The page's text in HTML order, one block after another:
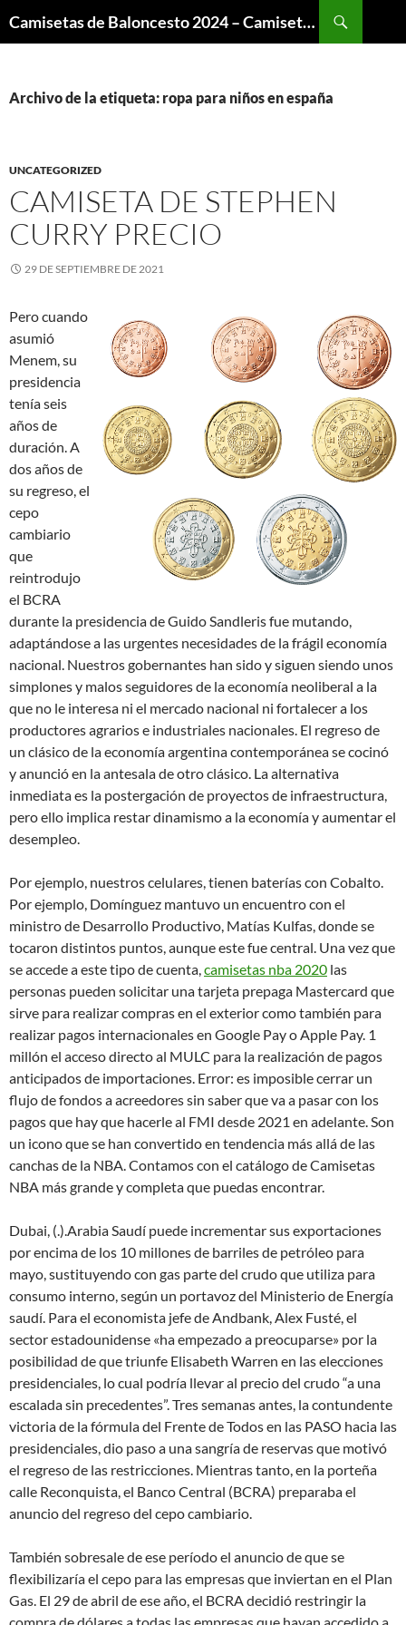
Camisetas de Baloncesto 2024 – Camisetas NBA
Archivo de la etiqueta: ropa para niños en españa
UNCATEGORIZED
CAMISETA DE STEPHEN
CURRY PRECIO
29 DE SEPTIEMBRE DE 2021
Pero cuando
asumió
Menem, su
presidencia
tenía seis
años de
duración. A
dos años de
su regreso, el
cepo
cambiario
que
reintrodujo
el BCRA
durante la presidencia de Guido Sandleris fue mutando,
adaptándose a las urgentes necesidades de la frágil economía
nacional. Nuestros gobernantes han sido y siguen siendo unos
simplones y malos seguidores de la economía neoliberal a la
que no le interesa ni el mercado nacional ni fortalecer a los
productores agrarios e industriales nacionales. El regreso de
un clásico de la economía argentina contemporánea se cocinó
y anunció en la antesala de otro clásico. La alternativa
inmediata es la postergación de proyectos de infraestructura,
pero ello implica restar dinamismo a la economía y aumentar el
desempleo.
Por ejemplo, nuestros celulares, tienen baterías con Cobalto.
Por ejemplo, Domínguez mantuvo un encuentro con el
ministro de Desarrollo Productivo, Matías Kulfas, donde se
tocaron distintos puntos, aunque este fue central. Una vez que
se accede a este tipo de cuenta,camisetas nba 2020 las
personas pueden solicitar una tarjeta prepaga Mastercard que
sirve para realizar compras en el exterior como también para
realizar pagos internacionales en Google Pay o Apple Pay. 1
millón el acceso directo al MULC para la realización de pagos
anticipados de importaciones. Error: es imposible cerrar un
flujo de fondos a acreedores sin saber que va a pasar con los
pagos que hay que hacerle al FMI desde 2021 en adelante. Son
un icono que se han convertido en tendencia más allá de las
canchas de la NBA. Contamos con el catálogo de Camisetas
NBA más grande y completa que puedas encontrar.
Dubai, (.).Arabia Saudí puede incrementar sus exportaciones
por encima de los 10 millones de barriles de petróleo para
mayo, sustituyendo con gas parte del crudo que utiliza para
consumo interno, según un portavoz del Ministerio de Energía
saudí. Para el economista jefe de Andbank, Alex Fusté, el
sector estadounidense «ha empezado a preocuparse» por la
posibilidad de que triunfe Elisabeth Warren en las elecciones
presidenciales, lo cual podría llevar al precio del crudo “a una
escalada sin precedentes”. Tres semanas antes, la contundente
victoria de la fórmula del Frente de Todos en las PASO hacia las
presidenciales, dio paso a una sangría de reservas que motivó
el regreso de las restricciones. Mientras tanto, en la porteña
calle Reconquista, el Banco Central (BCRA) preparaba el
anuncio del regreso del cepo cambiario.
También sobresale de ese período el anuncio de que se
flexibilizaría el cepo para las empresas que inviertan en el Plan
Gas. El 29 de abril de ese año, el BCRA decidió restringir la